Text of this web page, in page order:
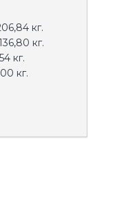
кг.
кг.
кг.
кг.